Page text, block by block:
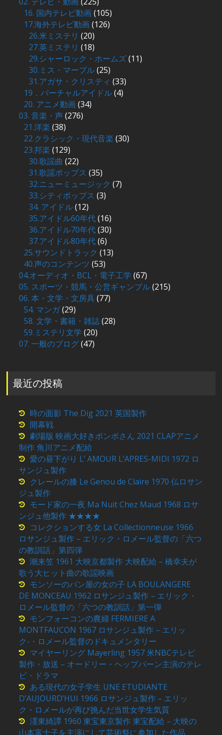
16. 国内テレビ動画(105)
17.海外テレビ動画(126)
26.米ミステリ (20)
27.英ミステリ (18)
29.シャーロック・ホームズ(11)
30.ミス・マープル(25)
31.アガサ・クリスティ (33)
19．バーチャルアイドル(4)
20. アニメ動画(34)
03. 音楽・声(276)
21.洋楽 (38)
22.クラシック・現代音楽 (30)
23.邦楽 (129)
30.歌謡曲 (22)
31.歌謡ポップス (35)
32.ニューミュージック (7)
33.シティポップス (3)
34. アイドル(12)
35.アイドル60年代(16)
36.アイドル70年代(30)
37.アイドル80年代(6)
25.サウンドトラック (13)
40.声のコンテンツ (53)
04.オーディオ・BCL・電子工学 (67)
05. スポーツ・競馬・公営ギャンブル(215)
06. 本・文学・文房具(77)
54. マンガ(29)
58. 文学・書籍・雑誌(28)
59.ミステリ文学 (20)
07. 一般のブログ(47)
最近の投稿
時の面影 The Dig 2021 英国製作
開幕戦
劇場版 映画大好きポンポさん 2021 CLAPアニメ
制作 角川アニメ配給
愛の昼下がり L’ AMOUR L’APRES-MIDI 1972 ロ
サンジュ製作
クレールの膝 Le Genou de Claire 1970 仏ロサン
ジュ製作
モード家の一夜 Ma Nuit Chez Maud 1968 ロサ
ンジュ他製作 ★★★★
コレクションする女 La Collectionneuse 1966
ロサンジュ製作 – エリック・ロメール監督の「六つ
の教訓話」第四弾
潮来笠 1961 大映京都製作 大映配給 – 橋幸夫が
歌う大ヒット曲の歌謡映画
モンソーのパン屋の女の子 LA BOULANGERE
DE MONCEAU 1962 ロサンジュ製作 – エリック・
ロメール監督の「六つの教訓話」第一弾
モンフォーコンの農婦 FERMIERE A
MONTFAUCON 1967 ロサンジュ製作 – エリッ
ク-・ロメール監督のドキュメンタリー
マイヤーリング Mayerling 1957 米NBCテレビ
製作・放送 – オードリー・ヘップバーン主演のテレ
ビ・ドラマ
ある現代の女子学生 UNE ETUDIANTE
D’AUJOURD’HUI 1966 ロサンジュ製作 – エリッ
ク・ロメールが再び挑んだ当世女学生気質
濹東綺譚 1960 東宝東京製作 東宝配給 – 大映の
山本富士子を主演にして芸術祭に参加した作品